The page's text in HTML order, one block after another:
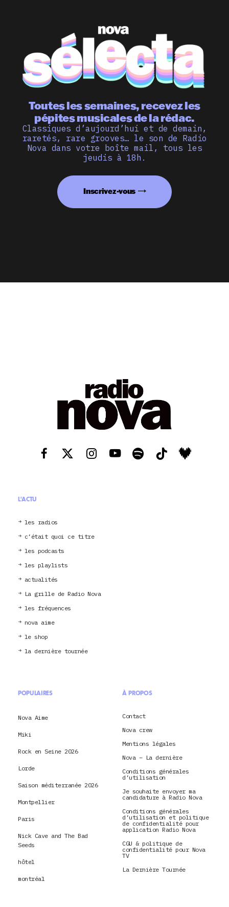
Toutes les semaines, recevez les
pépites musicales de la rédac.
Classiques d’aujourd’hui et de demain,
raretés, rare grooves… le son de Radio
Nova dans votre boîte mail, tous les
jeudis à 18h.
Inscrivez-vous
L'ACTU
les radios
c’était quoi ce titre
les podcasts
les playlists
actualités
La grille de Radio Nova
les fréquences
nova aime
le shop
la dernière tournée
POPULAIRES
Nova Aime
Miki
Rock en Seine 2026
Lorde
Saison méditerranée 2026
Montpellier
Paris
Nick Cave and The Bad
Seeds
hôtel
montréal
À PROPOS
Contact
Nova crew
Mentions légales
Nova – La dernière
Conditions générales
d’utilisation
Je souhaite envoyer ma
candidature à Radio Nova
Conditions générales
d’utilisation et politique
de confidentialité pour
application Radio Nova
CGU & politique de
confidentialité pour Nova
TV
La Dernière Tournée